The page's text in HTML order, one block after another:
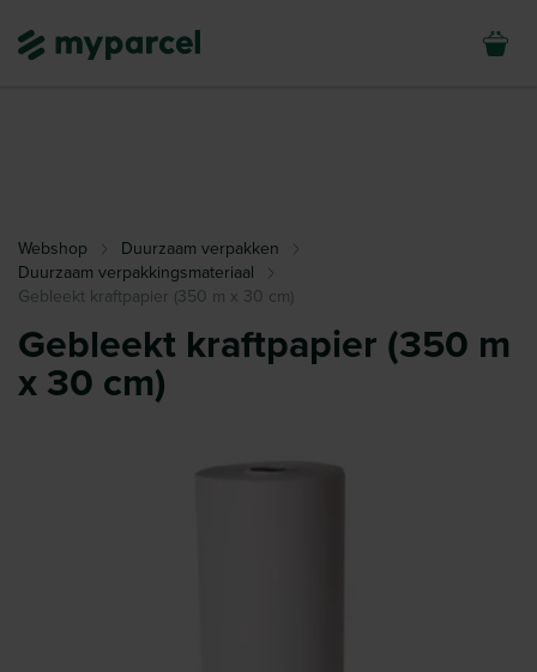
Webshop
Duurzaam verpakken
Duurzaam verpakkingsmateriaal
Gebleekt kraftpapier (350 m x 30 cm)
Gebleekt kraftpapier (350 m
x 30 cm)